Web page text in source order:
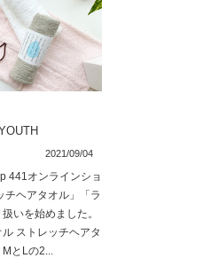
2021/09/04
441オンラインショ
チヘアタオル」「ラ
いを始めました。
ストレッチヘアタ
とLの2...